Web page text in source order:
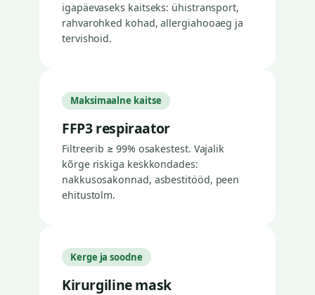
igapäevaseks kaitseks: ühistransport,
rahvarohked kohad, allergiahooaeg ja
tervishoid.
Maksimaalne kaitse
FFP3 respiraator
Filtreerib ≥ 99% osakestest. Vajalik
kõrge riskiga keskkondades:
nakkusosakonnad, asbestitööd, peen
ehitustolm.
Kerge ja soodne
Kirurgiline mask